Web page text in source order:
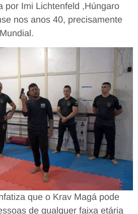
por Imi Lichtenfeld ,Húngaro
nos anos 40, precisamente
que o Krav Magá pode
de qualquer faixa etária